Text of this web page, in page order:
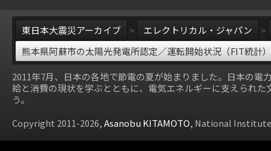
東日本大震災アーカイブ > エレクトリカル・ジャパン
>
熊本県阿蘇市の太陽光発電所認定／運転開始状況（FIT統計）
2011年7月、日本の各地で節電の夏が始まりました。日本の電
給と消費の現状を学ぶとともに、電気エネルギーに支えられた
う。
Copyright 2011-2026,Asanobu KITAMOTO, National